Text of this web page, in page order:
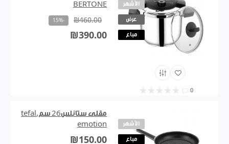
الأشهر
عرض
مباع
0
BERTONE
₪460.00
-15%
₪390.00
الأشهر
مباع
مقلى ستانلس26 سم,tefal
emotion
₪150.00